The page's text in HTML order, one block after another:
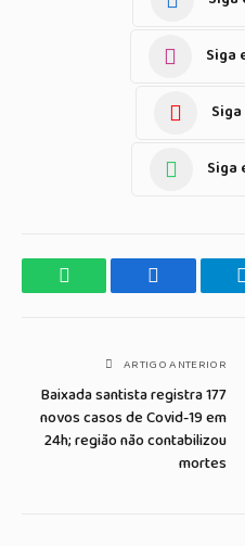
Siga
Siga
WhatsApp Facebook
ARTIGO ANTERIOR
Baixada santista registra 177
novos casos de Covid-19 em
24h; região não contabilizou
mortes